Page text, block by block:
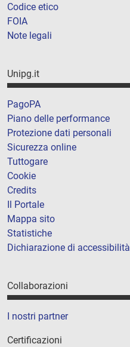
Codice etico
FOIA
Note legali
Unipg.it
PagoPA
Piano delle performance
Protezione dati personali
Sicurezza online
Tuttogare
Cookie
Credits
Il Portale
Mappa sito
Statistiche
Dichiarazione di accessibilità
Collaborazioni
I nostri partner
Certificazioni